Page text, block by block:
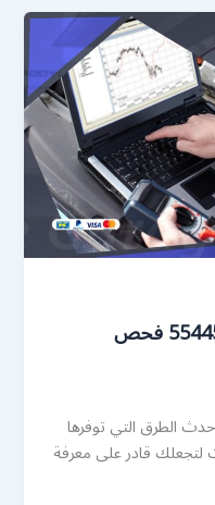
فحص كمبيوتر سيارات 55445363 فحص
الطرق التي توفرها
لتجعلك قادر على معرفة